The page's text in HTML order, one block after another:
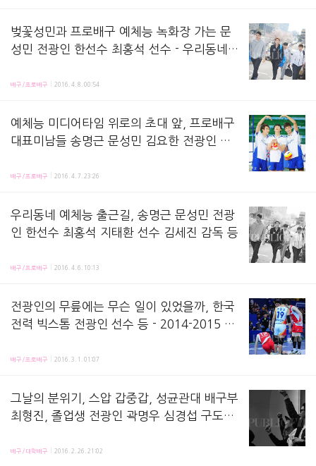
벚꽃성민과 프로배구 예체능 녹화장 가는 문
성민 전광인 한선수 최홍석 선수 - 우리동네
퍼블릭에프알 티스토리 닷컴 블로그입니다^0^우리동네 예체능 배구편 중 한 녹화날의 그림들
배구/프로배구 2016. 4. 8. 00:54
예체능 미디어타임 위로의 초대 앞, 프로배구
대표미남들 송명근 문성민 김요한 전광인 지
리동네 예체능 배구편 19일 방송 녹화
여기는 우리동네 예체능 촬영 현장^0^이에요 4월 12일, 19일 프로배구 선수들이 출연한다고
배구/프로배구 2016. 4. 7. 23:26
우리동네 예체능 출근길, 송명근 문성민 전광
인 한선수 최홍석 지태환 선수 김세진 감독 등
따끈따끈 우리동네 예체능 배구선수들 출근길 프리뷰 가져왔어요!추후에 사진은 다시 만져
배구/프로배구 2016. 4. 6. 10:13
전광인의 무릎에는 무슨 일이 있었을까, 한국
전력 빅스톰 전광인 선수 등 - 2014-2015 농
2014-2015 시즌 프로배구, 한국전력 빅스톰 전광인 선수의 경기모습 담겼습니다. #쓰러지던
배구/프로배구 2016. 3. 1. 01:07
그날의 분위기, 스압 갑중갑, 성균관대 배구부
최형진, 졸업생 전광인 곽명우 심경섭 구도현
이 전 포스팅에 예고(?)ㅋㅋ 했던 그 날의 이야기, 그 날의 분위기가 남았다.또 작년으로 가서,
배구/대학배구 2016. 2. 26. 21:02